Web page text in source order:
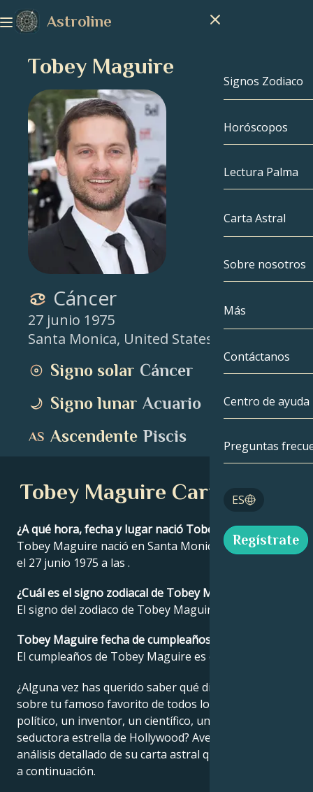
Astroline
Signos Zodiaco
Signos
Capricornio
Piscis
Aries
Tauro
Cáncer
Leo
Virgo
Sagitario
Horóscopos
Lectura Palma
Carta Astral
Carta Astral
Famosos
Sobre nosotros
Más
Tarot
Números de
Contáctanos
Centro de ayuda
Preguntas
ES
English
Regístrate
Tobey Maguire
Cáncer
27 junio 1975
Santa Monica, United States
Signo solar Cáncer
Signo lunar Acuario
Ascendente Piscis
Tobey Maguire Carta Astral
¿A qué hora, fecha y lugar nació Tobey Maguire?
Tobey Maguire nació en Santa Monica, United States
el 27 junio 1975 a las .
¿Cuál es el signo zodiacal de Tobey Maguire?
El signo del zodiaco de Tobey Maguire es Cáncer.
Tobey Maguire fecha de cumpleaños?
El cumpleaños de Tobey Maguire es el 27 junio 1975.
¿Alguna vez has querido saber qué dice la astrología
sobre tu famoso favorito de todos los tiempos: un
político, un inventor, un científico, un músico o una
seductora estrella de Hollywood? Averígualo en el
análisis detallado de su carta astral que encontrarás
a continuación.